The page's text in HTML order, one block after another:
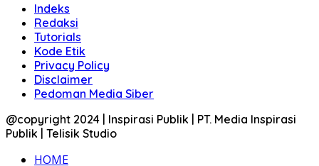
Indeks
Redaksi
Tutorials
Kode Etik
Privacy Policy
Disclaimer
Pedoman Media Siber
@copyright 2024 | Inspirasi Publik | PT. Media Inspirasi
Publik | Telisik Studio
HOME